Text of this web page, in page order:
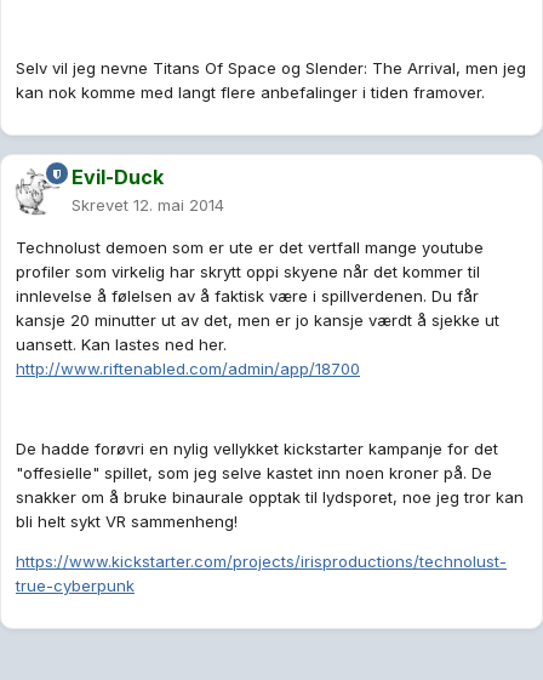
Selv vil jeg nevne Titans Of Space og Slender: The Arrival, men jeg
kan nok komme med langt flere anbefalinger i tiden framover.
Evil-Duck
Skrevet 12. mai 2014
Technolust demoen som er ute er det vertfall mange youtube
profiler som virkelig har skrytt oppi skyene når det kommer til
innlevelse å følelsen av å faktisk være i spillverdenen. Du får
kansje 20 minutter ut av det, men er jo kansje værdt å sjekke ut
uansett. Kan lastes ned her.
http://www.riftenabled.com/admin/app/18700
De hadde forøvri en nylig vellykket kickstarter kampanje for det
"offesielle" spillet, som jeg selve kastet inn noen kroner på. De
snakker om å bruke binaurale opptak til lydsporet, noe jeg tror kan
bli helt sykt VR sammenheng!
https://www.kickstarter.com/projects/irisproductions/technolust-
true-cyberpunk